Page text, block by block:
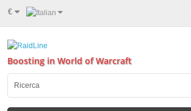
€
Boosting in World of Warcraft